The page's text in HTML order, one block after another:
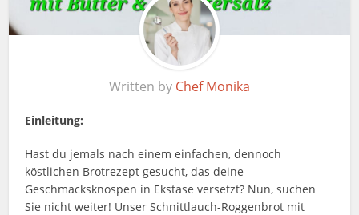
Written by Chef Monika
Einleitung:
Hast du jemals nach einem einfachen, dennoch
köstlichen Brotrezept gesucht, das deine
Geschmacksknospen in Ekstase versetzt? Nun, suchen
Sie nicht weiter! Unser Schnittlauch-Roggenbrot mit